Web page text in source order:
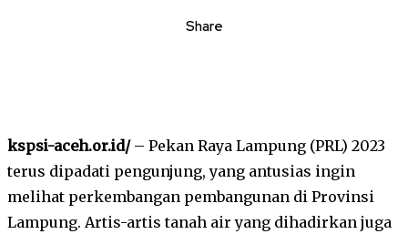
Share
kspsi-aceh.or.id/– Pekan Raya Lampung (PRL) 2023
terus dipadati pengunjung, yang antusias ingin
melihat perkembangan pembangunan di Provinsi
Lampung. Artis-artis tanah air yang dihadirkan juga